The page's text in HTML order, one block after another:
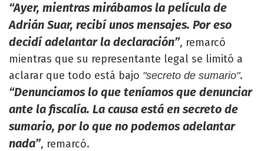
“Ayer, mientras mirábamos la película de
Adrián Suar, recibí unos mensajes. Por eso
decidí adelantar la declaración”, remarcó
mientras que su representante legal se limitó a
aclarar que todo está bajo "secreto de sumario".
“Denunciamos lo que teníamos que denunciar
ante la fiscalía. La causa está en secreto de
sumario, por lo que no podemos adelantar
nada”, remarcó.